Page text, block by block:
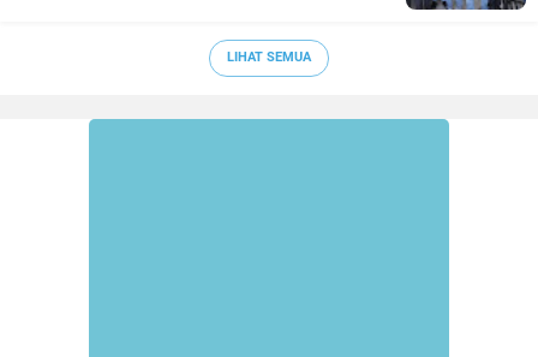
LIHAT SEMUA